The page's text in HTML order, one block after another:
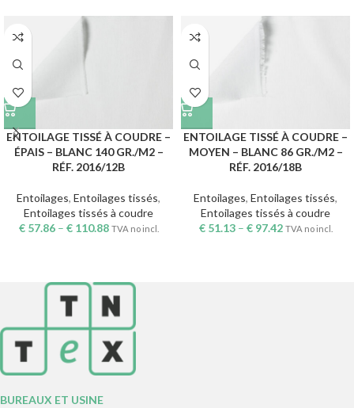
ENTOILAGE TISSÉ À COUDRE –
ÉPAIS – BLANC 140 GR./M2 –
RÉF. 2016/12B
Entoilages, Entoilages tissés,
Entoilages tissés à coudre
€57.86– €110.88 TVA no incl.
ENTOILAGE TISSÉ À COUDRE –
MOYEN – BLANC 86 GR./M2 –
RÉF. 2016/18B
Entoilages, Entoilages tissés,
Entoilages tissés à coudre
€51.13– €97.42 TVA no incl.
BUREAUX ET USINE